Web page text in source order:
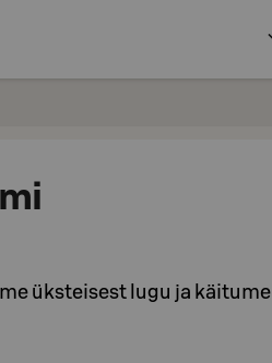
üksteisest lugu ja käitume